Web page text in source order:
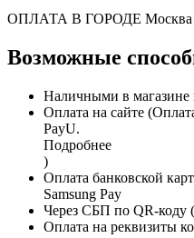
ОПЛАТА В ГОРОДЕ Москва
Возможные
Наличными в магазине
Оплата на сайте
PayU.
Подробнее
)
Оплата банковской
Samsung Pay
Через СБП по QR-коду
Оплата на реквизиты